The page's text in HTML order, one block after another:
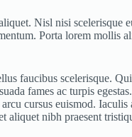
Nisl nisi
Porta lorem mollis
faucibus scelerisque.
fames ac turpis
cursus euismod.
aliquet nibh praesent